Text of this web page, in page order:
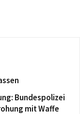
Bundespolizei
mit Waffe